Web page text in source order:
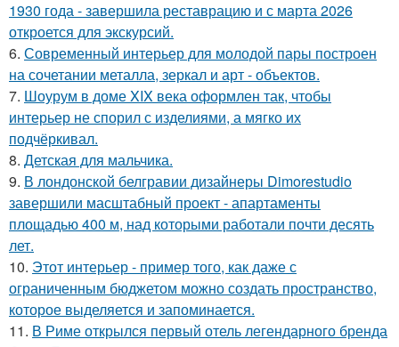
1930 года - завершила реставрацию и с марта 2026
откроется для экскурсий.
6. Современный интерьер для молодой пары построен
на сочетании металла, зеркал и арт - объектов.
7. Шоурум в доме XIX века оформлен так, чтобы
интерьер не спорил с изделиями, а мягко их
подчёркивал.
8. Детская для мальчика.
9. В лондонской белгравии дизайнеры Dimorestudio
завершили масштабный проект - апартаменты
площадью 400 м, над которыми работали почти десять
лет.
10. Этот интерьер - пример того, как даже с
ограниченным бюджетом можно создать пространство,
которое выделяется и запоминается.
11. В Риме открылся первый отель легендарного бренда